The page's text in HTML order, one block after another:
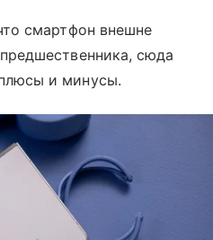
смартфон внешне
сюда
и минусы.